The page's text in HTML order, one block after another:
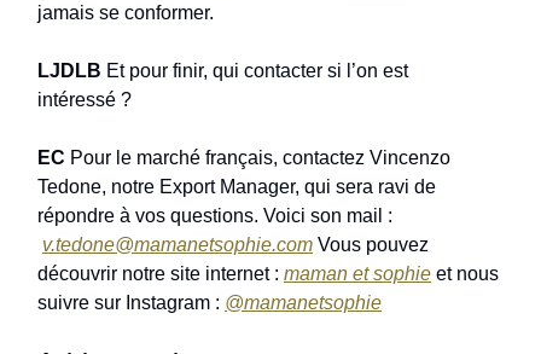
jamais se conformer.
LJDLB Et pour finir, qui contacter si l’on est
intéressé ?
EC Pour le marché français, contactez Vincenzo
Tedone, notre Export Manager, qui sera ravi de
répondre à vos questions. Voici son mail :
v.tedone@mamanetsophie.com Vous pouvez
découvrir notre site internet : maman et sophie et nous
suivre sur Instagram : @mamanetsophie